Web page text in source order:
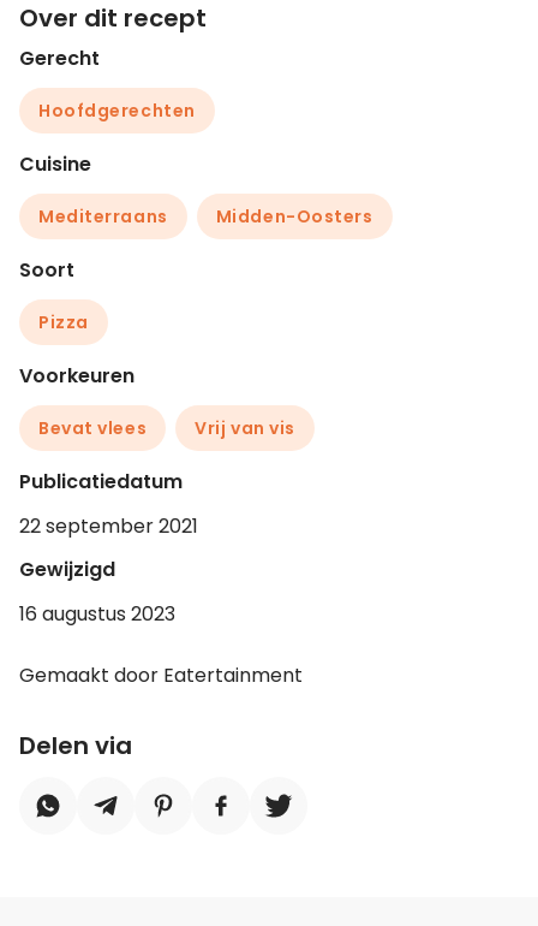
Over dit recept
Gerecht
Hoofdgerechten
Cuisine
Mediterraans Midden-Oosters
Soort
Pizza
Voorkeuren
Bevat vlees Vrij van vis
Publicatiedatum
22 september 2021
Gewijzigd
16 augustus 2023
Gemaakt door Eatertainment
Delen via